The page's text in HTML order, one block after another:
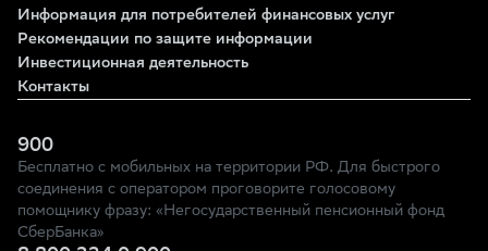
Информация для потребителей финансовых услуг
Рекомендации по защите информации
Инвестиционная деятельность
Контакты
900
Бесплатно с мобильных на территории РФ. Для быстрого
соединения с оператором проговорите голосовому
помощнику фразу: «Негосударственный пенсионный фонд
СберБанка»